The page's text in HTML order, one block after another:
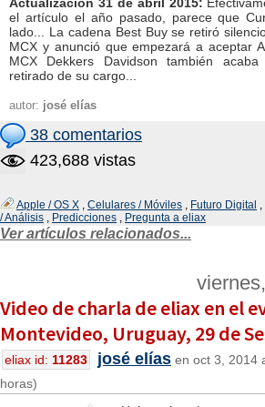
el artículo el año pasado, parece que
lado... La cadena Best Buy se retiró
MCX y anunció que empezará a aceptar
MCX Dekkers Davidson también
retirado de su cargo...
autor: josé elías
38 comentarios
423,688 vistas
Apple / OS X , Celulares / Móviles , Futuro Digital ,
/ Análisis , Predicciones , Pregunta a eliax
Ver artículos relacionados...
Video de charla de eliax en el
Montevideo, Uruguay, 29 de
eliax id: 11283 josé elías en oct 3, 2014
horas)